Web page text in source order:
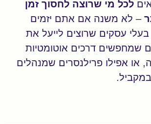
לכל מי שרוצה לחסוך זמן
– לא משנה אם אתם יזמים
עסקים שרוצים לייעל את
שמחפשים דרכים אוטומטיות
או אפילו פרילנסרים שמנהלים